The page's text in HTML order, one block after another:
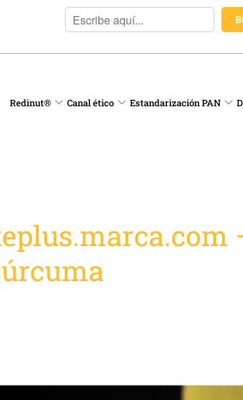
Redinut® Canal ético Estandarización PAN